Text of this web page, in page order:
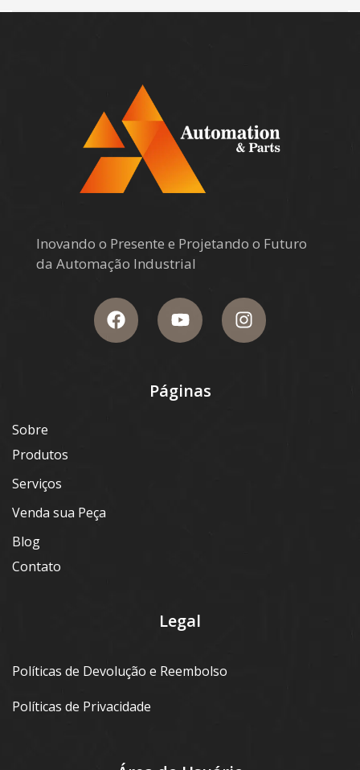
Inovando o Presente e Projetando o Futuro
da Automação Industrial
Páginas
Sobre
Produtos
Serviços
Venda sua Peça
Blog
Contato
Legal
Políticas de Devolução e Reembolso
Políticas de Privacidade